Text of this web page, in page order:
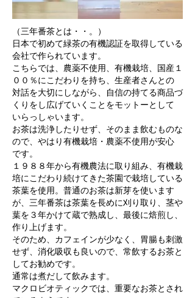
（三年番茶とは・・。）
日本で初めて緑茶の有機認証を取得している
会社で作られています。
こちらでは、農薬不使用、有機栽培、国産１
００％にこだわりを持ち、生産者さんとの
対話を大切にしながら、自信の持てる商品づ
くりをし広げていくことをモットーとして
いらっしゃいます。
お茶は洗浄したりせず、そのまま飲むものな
ので、やはり有機栽培・農薬不使用が安心
です。
１９８８年から有機農法に取り組み、有機栽
培にこだわり続けてきた茶園で栽培している
茶葉を使用。普通のお茶は新芽を使います
が、三年番茶は茶葉を長めに刈り取り、茎や
葉を３年かけて蔵で熟成し、最後に焙煎し、
作り上げます。
そのため、カフェインが少なく、胃腸も刺激
せず、消化吸収も良いので、常飲するお茶と
してお勧めです。
通常は煮だして飲みます。
マクロビオティックでは、重要なお茶とされ